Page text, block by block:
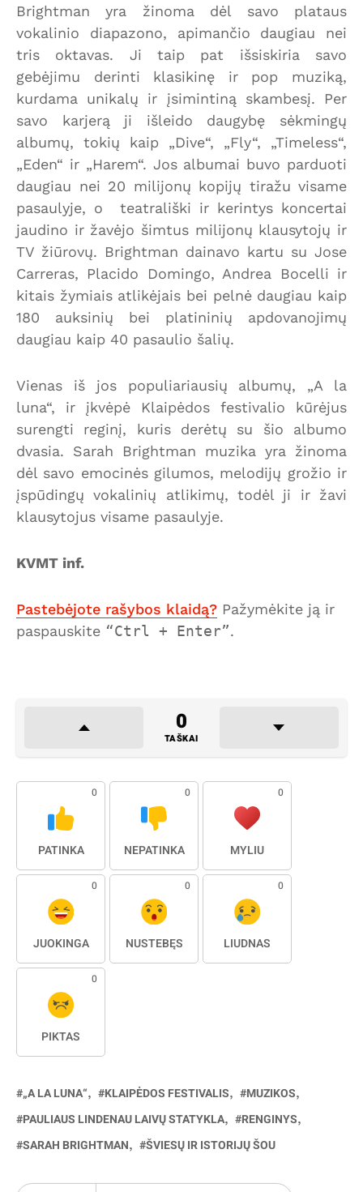
Brightman yra žinoma dėl savo plataus
vokalinio diapazono, apimančio daugiau nei
tris oktavas. Ji taip pat išsiskiria savo
gebėjimu derinti klasikinę ir pop muziką,
kurdama unikalų ir įsimintiną skambesį. Per
savo karjerą ji išleido daugybę sėkmingų
albumų, tokių kaip „Dive“, „Fly“, „Timeless“,
„Eden“ ir „Harem“. Jos albumai buvo parduoti
daugiau nei 20 milijonų kopijų tiražu visame
pasaulyje, o teatrališki ir kerintys koncertai
jaudino ir žavėjo šimtus milijonų klausytojų ir
TV žiūrovų. Brightman dainavo kartu su Jose
Carreras, Placido Domingo, Andrea Bocelli ir
kitais žymiais atlikėjais bei pelnė daugiau kaip
180 auksinių bei platininių apdovanojimų
daugiau kaip 40 pasaulio šalių.
Vienas iš jos populiariausių albumų, „A la
luna“, ir įkvėpė Klaipėdos festivalio kūrėjus
surengti reginį, kuris derėtų su šio albumo
dvasia. Sarah Brightman muzika yra žinoma
dėl savo emocinės gilumos, melodijų grožio ir
įspūdingų vokalinių atlikimų, todėl ji ir žavi
klausytojus visame pasaulyje.
KVMT inf.
Pastebėjote rašybos klaidą? Pažymėkite ją ir
paspauskite
Ctrl + Enter .
0
TAŠKAI
0
PATINKA
0
NEPATINKA
0
MYLIU
0
JUOKINGA
0
NUSTEBĘS
0
LIŪDNAS
0
PIKTAS
„A LA LUNA“ KLAIPĖDOS FESTIVALIS
MUZIKOS
PAULIAUS LINDENAU LAIVŲ STATYKLA
RENGINYS
SARAH BRIGHTMAN
ŠVIESŲ IR ISTORIJŲ ŠOU